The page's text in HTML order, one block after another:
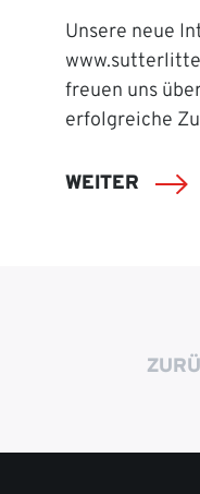
Unsere neue
freuen uns
erfolgreiche
WEITER